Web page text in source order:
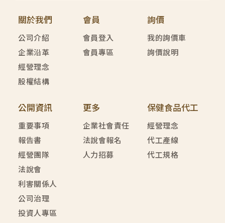
關於我們
公司介紹
企業沿革
經營理念
股權結構
會員
會員登入
會員專區
詢價
我的詢價車
詢價說明
公開資訊
重要事項
報告書
經營團隊
法說會
利害關係人
公司治理
投資人專區
更多
企業社會責任
法說會報名
人力招募
保健食品代工
經營理念
代工產線
代工規格